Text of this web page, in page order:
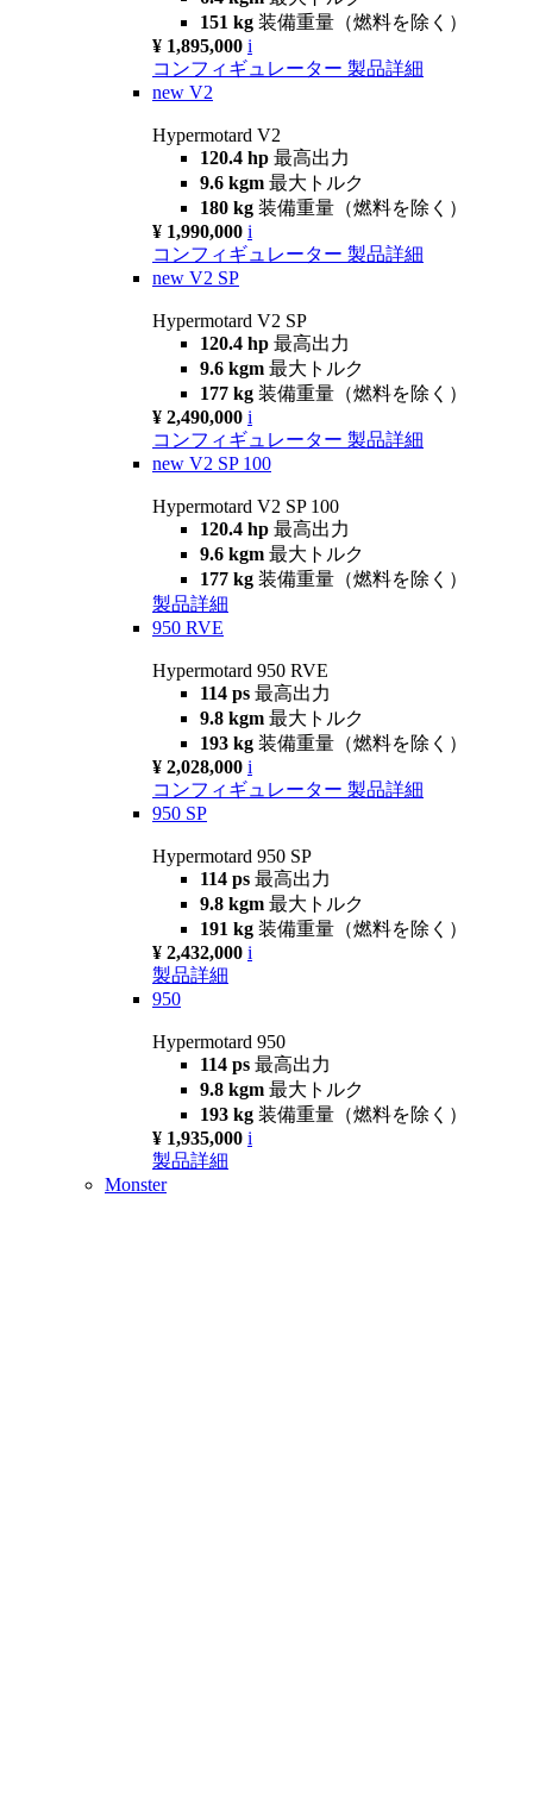
151 kg 装備重量（燃料を除く）
¥ 1,895,000 i
コンフィギュレーター 製品詳細
new V2
Hypermotard V2
120.4 hp 最高出力
9.6 kgm 最大トルク
180 kg 装備重量（燃料を除く）
¥ 1,990,000 i
コンフィギュレーター 製品詳細
new V2 SP
Hypermotard V2 SP
120.4 hp 最高出力
9.6 kgm 最大トルク
177 kg 装備重量（燃料を除く）
¥ 2,490,000 i
コンフィギュレーター 製品詳細
new V2 SP 100
Hypermotard V2 SP 100
120.4 hp 最高出力
9.6 kgm 最大トルク
177 kg 装備重量（燃料を除く）
製品詳細
950 RVE
Hypermotard 950 RVE
114 ps 最高出力
9.8 kgm 最大トルク
193 kg 装備重量（燃料を除く）
¥ 2,028,000 i
コンフィギュレーター 製品詳細
950 SP
Hypermotard 950 SP
114 ps 最高出力
9.8 kgm 最大トルク
191 kg 装備重量（燃料を除く）
¥ 2,432,000 i
製品詳細
950
Hypermotard 950
114 ps 最高出力
9.8 kgm 最大トルク
193 kg 装備重量（燃料を除く）
¥ 1,935,000 i
製品詳細
Monster